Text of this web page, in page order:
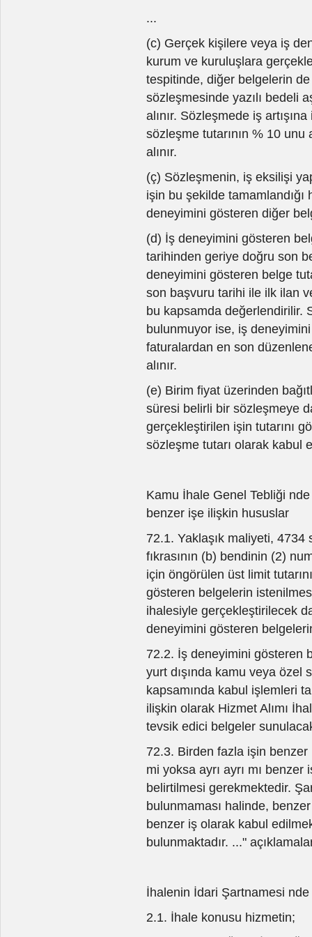
...
(c) Gerçek kişilere veya iş
kurum ve kuruluşlara
tespitinde, diğer belgelerin de
sözleşmesinde yazılı bedeli
alınır. Sözleşmede iş
sözleşme tutarının % 10
alınır.
(ç) Sözleşmenin, iş eksilişi
işin bu şekilde tamamlandığı
deneyimini gösteren diğer
(d) İş deneyimini gösteren
tarihinden geriye doğru son
deneyimini gösteren belge
son başvuru tarihi ile ilk ilan
bu kapsamda değerlendirilir.
bulunmuyor ise, iş
faturalardan en son
alınır.
(e) Birim fiyat üzerinden
süresi belirli bir sözleşmeye
gerçekleştirilen işin tutarını
sözleşme tutarı olarak kabul
Kamu İhale Genel Tebliği
benzer işe ilişkin hususlar
72.1. Yaklaşık maliyeti, 4734
fıkrasının (b) bendinin (2)
için öngörülen üst limit
gösteren belgelerin
ihalesiyle gerçekleştirilecek
deneyimini gösteren
72.2. İş deneyimini gösteren
yurt dışında kamu veya
kapsamında kabul işlemleri
ilişkin olarak Hizmet Alımı
tevsik edici belgeler
72.3. Birden fazla işin
mi yoksa ayrı ayrı mı
belirtilmesi gerekmektedir.
bulunmaması halinde,
benzer iş olarak kabul
bulunmaktadır. ..."
İhalenin İdari Şartnamesi
2.1. İhale konusu hizmetin;